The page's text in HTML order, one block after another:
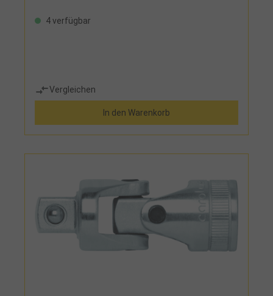
4 verfügbar
Vergleichen
In den Warenkorb